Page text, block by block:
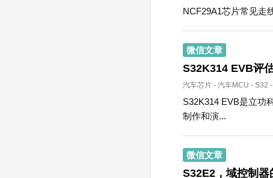
NCF29A1芯片常见走
微信文章
S32K314 EVB评
汽车芯片 - 汽车MCU - S32 -
S32K314 EVB是立功
制作和演...
微信文章
S32E2，域控制器